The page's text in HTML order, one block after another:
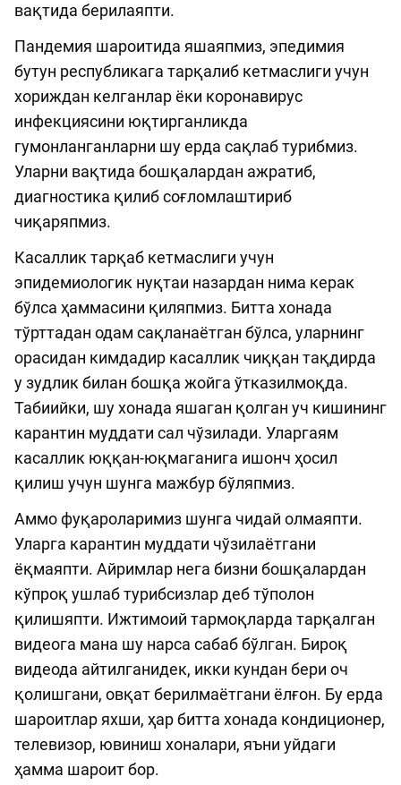
вақтида берилаяпти.
Пандемия шароитида яшаяпмиз, эпедимия
бутун республикага тарқалиб кетмаслиги учун
хориждан келганлар ёки коронавирус
инфекциясини юқтирганликда
гумонланганларни шу ерда сақлаб турибмиз.
Уларни вақтида бошқалардан ажратиб,
диагностика қилиб соғломлаштириб
чиқаряпмиз.
Касаллик тарқаб кетмаслиги учун
эпидемиологик нуқтаи назардан нима керак
бўлса ҳаммасини қиляпмиз. Битта хонада
тўрттадан одам сақланаётган бўлса, уларнинг
орасидан кимдадир касаллик чиққан тақдирда
у зудлик билан бошқа жойга ўтказилмоқда.
Табиийки, шу хонада яшаган қолган уч кишининг
карантин муддати сал чўзилади. Уларгаям
касаллик юққан-юқмаганига ишонч ҳосил
қилиш учун шунга мажбур бўляпмиз.
Аммо фуқароларимиз шунга чидай олмаяпти.
Уларга карантин муддати чўзилаётгани
ёқмаяпти. Айримлар нега бизни бошқалардан
кўпроқ ушлаб турибсизлар деб тўполон
қилишяпти. Ижтимоий тармоқларда тарқалган
видеога мана шу нарса сабаб бўлган. Бироқ
видеода айтилганидек, икки кундан бери оч
қолишгани, овқат берилмаётгани ёлғон. Бу ерда
шароитлар яхши, ҳар битта хонада кондиционер,
телевизор, ювиниш хоналари, яъни уйдаги
ҳамма шароит бор.